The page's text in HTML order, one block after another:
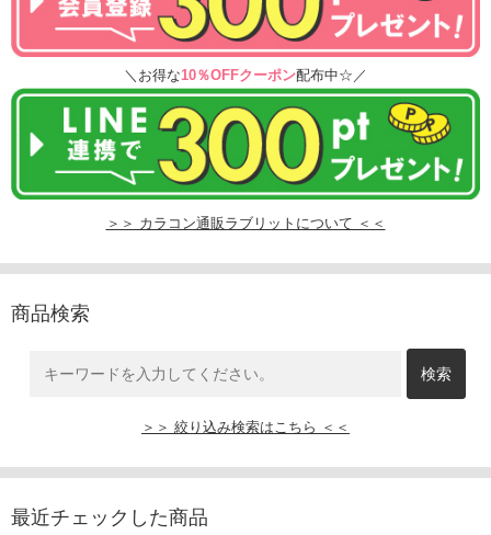
＼お得な10％OFFクーポン配布中☆／
＞＞ カラコン通販ラブリットについて ＜＜
商品検索
＞＞ 絞り込み検索はこちら ＜＜
最近チェックした商品